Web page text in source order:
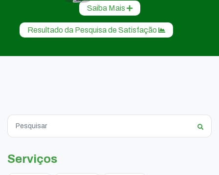
Saiba Mais
Resultado da Pesquisa de Satisfação
Serviços